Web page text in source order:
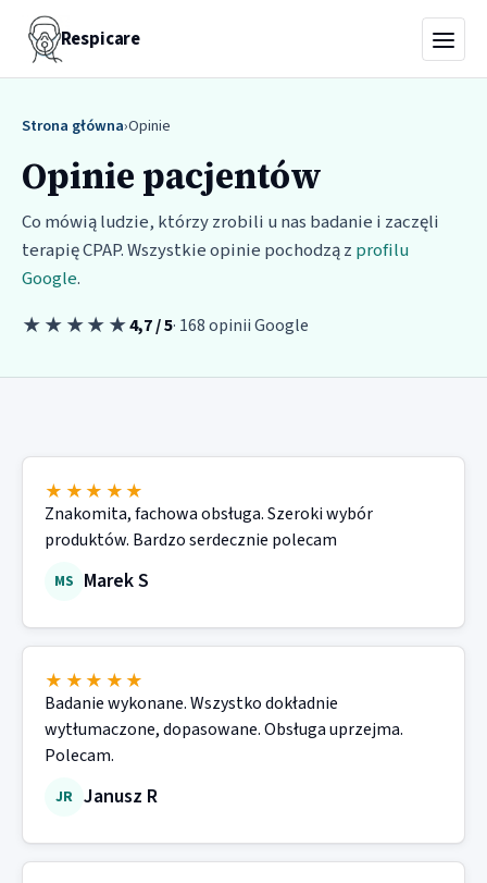
Respicare
Strona główna›Opinie
Opinie pacjentów
Co mówią ludzie, którzy zrobili u nas badanie i zaczęli
terapię CPAP. Wszystkie opinie pochodzą z profilu
Google.
★★★★★4,7 / 5· 168 opinii Google
★★★★★
Znakomita, fachowa obsługa. Szeroki wybór
produktów. Bardzo serdecznie polecam
MS Marek S
★★★★★
Badanie wykonane. Wszystko dokładnie
wytłumaczone, dopasowane. Obsługa uprzejma.
Polecam.
JR Janusz R